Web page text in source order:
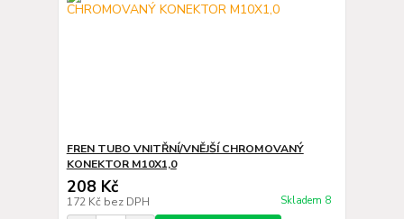
FREN TUBO VNITŘNÍ/VNĚJŠÍ CHROMOVANÝ
KONEKTOR M10X1,0
208 Kč
172 Kč bez DPH Skladem 8